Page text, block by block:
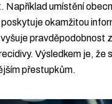
Například umístění
okamžitou
pravděpodobnost
Výsledkem je, že
přestupkům.